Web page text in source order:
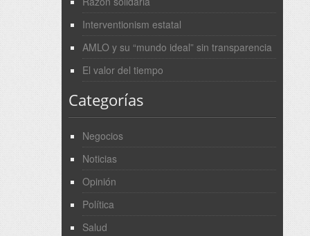
Interventionism estatal
AMLO y su “mundo ideal” sin transparencia
El valor del tiempo
Categorías
Negocios
Noticias
Opinión
Política
Salud